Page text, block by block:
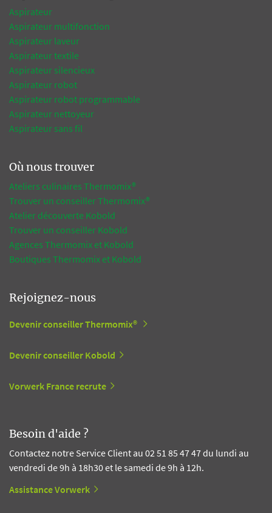
Aspirateur
Aspirateur multifonction
Aspirateur laveur
Aspirateur textile
Aspirateur silencieux
Aspirateur robot
Aspirateur robot programmable
Aspirateur nettoyeur
Aspirateur sans fil
Où nous trouver
Ateliers culinaires Thermomix®
Trouver un conseiller Thermomix®
Atelier découverte Kobold
Trouver un conseiller Kobold
Agences Thermomix et Kobold
Boutiques Thermomix et Kobold
Rejoignez-nous
Devenir conseiller Thermomix®
Devenir conseiller Kobold
Vorwerk France recrute
Besoin d'aide ?
Contactez notre Service Client au 02 51 85 47 47 du lundi au
vendredi de 9h à 18h30 et le samedi de 9h à 12h.
Assistance Vorwerk